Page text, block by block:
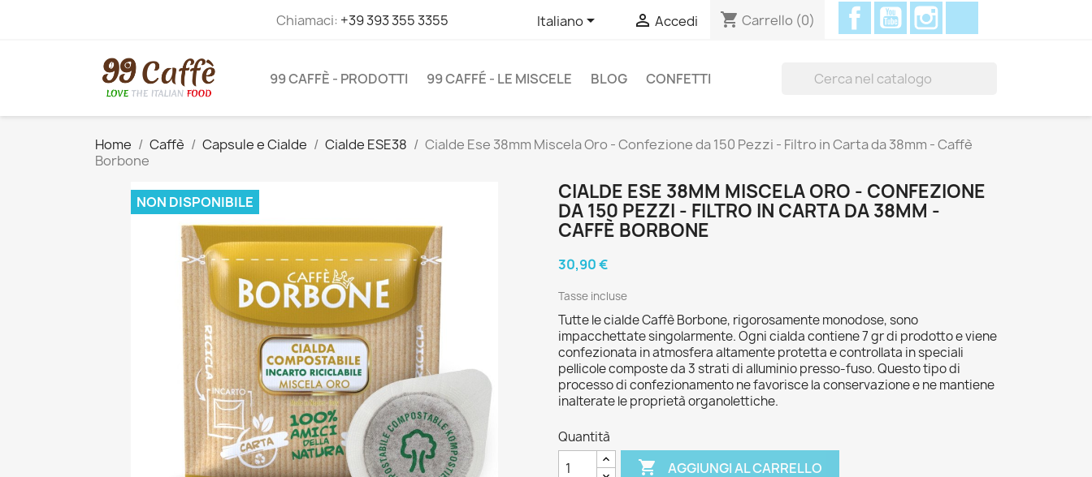
Chiamaci: +39 393 355 3355 Italiano  Accedi shopping_cart Carrello (0)
FacebookYouTube
99 CAFFÈ - PRODOTTI 99 CAFFÉ - LE MISCELE BLOG CONFETTI
Home Caffè Capsule e Cialde Cialde ESE38
Cialde Ese 38mm Miscela Oro - Confezione da 150 Pezzi - Filtro in Carta da 38mm - Caffè
Borbone
NON DISPONIBILE
CIALDE ESE 38MM MISCELA ORO - CONFEZIONE
DA 150 PEZZI - FILTRO IN CARTA DA 38MM -
CAFFÈ BORBONE
30,90 €
Tasse incluse
Tutte le cialde Caffè Borbone, rigorosamente monodose, sono
impacchettate singolarmente. Ogni cialda contiene 7 gr di prodotto e viene
confezionata in atmosfera altamente protetta e controllata in speciali
pellicole composte da 3 strati di alluminio presso-fuso. Questo tipo di
processo di confezionamento ne favorisce la conservazione e ne mantiene
inalterate le proprietà organolettiche.
Quantità
 AGGIUNGI AL CARRELLO